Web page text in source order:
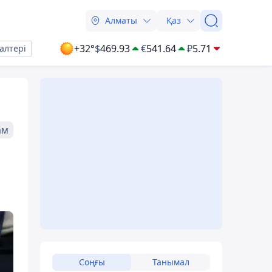
Алматы Қаз
+32°$469.93 €541.64 ₽5.71
Соңғы Танымал